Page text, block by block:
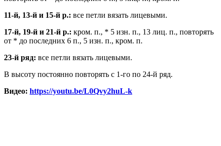
11-й, 13-й и 15-й р.: все петли вязать лицевыми.
17-й, 19-й и 21-й р.: кром. п., * 5 изн. п., 13 лиц. п., повторять
от * до последних 6 п., 5 изн. п., кром. п.
23-й ряд: все петли вязать лицевыми.
В высоту постоянно повторять с 1-го по 24-й ряд.
Видео: https://youtu.be/L0Qvy2huL-k